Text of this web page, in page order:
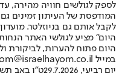
לספק לגולשים חוויה מהירה,
המודפסת של העיתון זמינים
לקבל אותם גם בניוזלטר.
היום" מציע לגולשי האתר
היום פתוח להערות, לביקורת
במייל hayom@israelhayom.co.il.
יום רביעי, 29.7.2026
ט"ו באב